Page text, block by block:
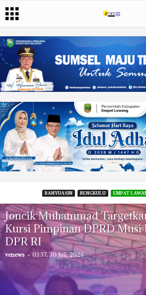
BANYUASIN BENGKULU EMPAT
Joncik Muhammad
Kursi Pimpinan DPRD Musi
DPR RI
venews - 03:37, 30 Juli, 2026